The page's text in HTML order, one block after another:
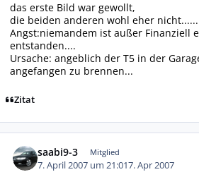
das erste Bild war gewollt,
die beiden anderen wohl eher
Angst:niemandem ist außer Finanziell
entstanden....
Ursache: angeblich der T5 in der
angefangen zu brennen...
Zitat
saabi9-3 Mitglied
7. April 2007 um 21:017. Apr 2007